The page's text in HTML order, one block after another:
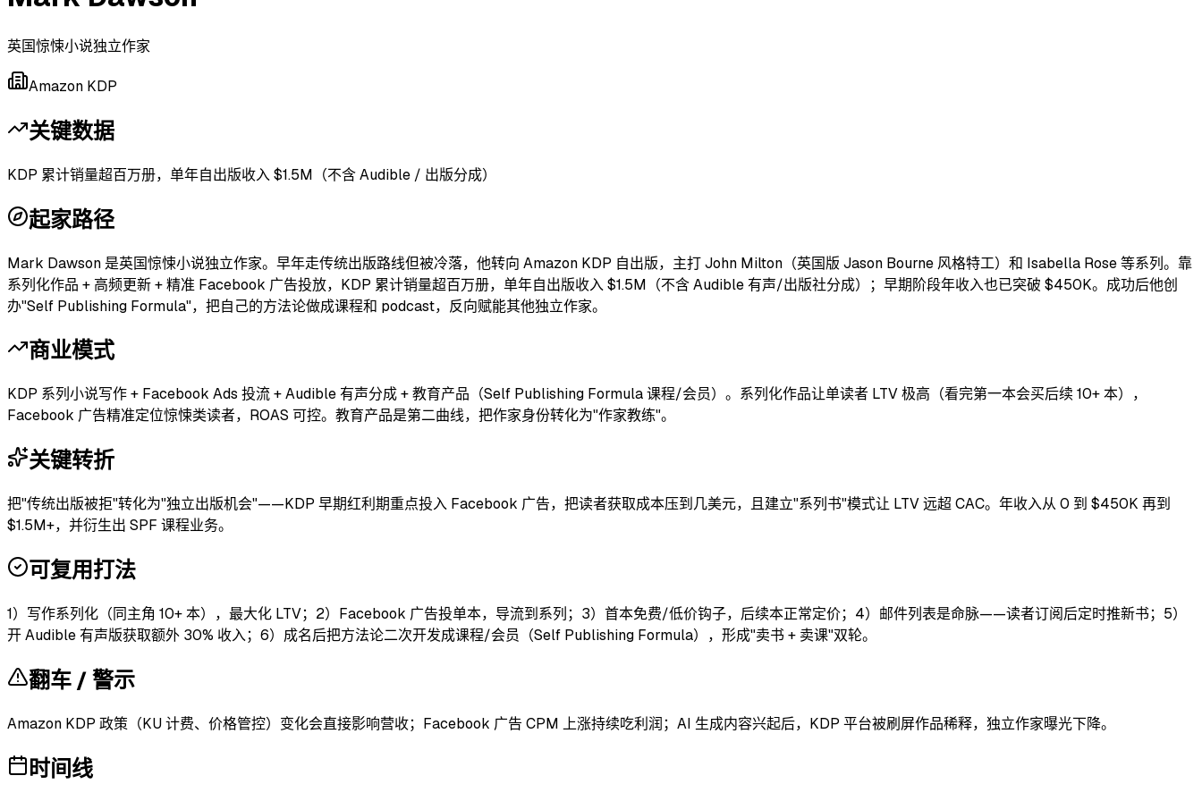
英国惊悚小说独立作家
Amazon KDP
关键数据
KDP 累计销量超百万册，单年自出版收入 $1.5M（不含 Audible / 出版分成）
起家路径
Mark Dawson 是英国惊悚小说独立作家。早年走传统出版路线但被冷落，他转向 Amazon KDP 自出版，主打 John Milton（英国版 Jason Bourne 风格特工）和 Isabella Rose 等系列。靠
系列化作品 + 高频更新 + 精准 Facebook 广告投放，KDP 累计销量超百万册，单年自出版收入 $1.5M（不含 Audible 有声/出版社分成）；早期阶段年收入也已突破 $450K。成功后他创
办"Self Publishing Formula"，把自己的方法论做成课程和 podcast，反向赋能其他独立作家。
商业模式
KDP 系列小说写作 + Facebook Ads 投流 + Audible 有声分成 + 教育产品（Self Publishing Formula 课程/会员）。系列化作品让单读者 LTV 极高（看完第一本会买后续 10+ 本），
Facebook 广告精准定位惊悚类读者，ROAS 可控。教育产品是第二曲线，把作家身份转化为"作家教练"。
关键转折
把"传统出版被拒"转化为"独立出版机会"——KDP 早期红利期重点投入 Facebook 广告，把读者获取成本压到几美元，且建立"系列书"模式让 LTV 远超 CAC。年收入从 0 到 $450K 再到
$1.5M+，并衍生出 SPF 课程业务。
可复用打法
1）写作系列化（同主角 10+ 本），最大化 LTV；2）Facebook 广告投单本，导流到系列；3）首本免费/低价钩子，后续本正常定价；4）邮件列表是命脉——读者订阅后定时推新书；5）
开 Audible 有声版获取额外 30% 收入；6）成名后把方法论二次开发成课程/会员（Self Publishing Formula），形成"卖书 + 卖课"双轮。
翻车 / 警示
Amazon KDP 政策（KU 计费、价格管控）变化会直接影响营收；Facebook 广告 CPM 上涨持续吃利润；AI 生成内容兴起后，KDP 平台被刷屏作品稀释，独立作家曝光下降。
时间线